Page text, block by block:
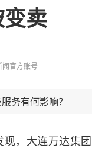
卖
闻官方账号
务有何影响？
，大连万达集